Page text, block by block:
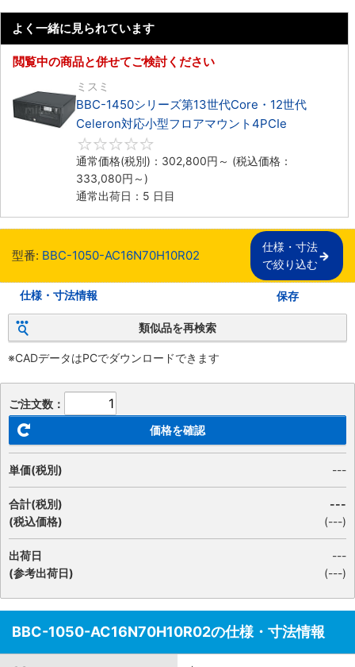
よく一緒に見られています
閲覧中の商品と併せてご検討ください
ミスミ
BBC-1450シリーズ第13世代Core・12世代
Celeron対応小型フロアマウント4PCIe
通常価格(税別)： 302,800円 ～ (税込価格：
333,080円 ～)
通常出荷日：5 日目
型番: BBC-1050-AC16N70H10R02
仕様・寸法
で絞り込む
仕様・寸法情報 保存
類似品を再検索
※CADデータはPCでダウンロードできます
ご注文数：
価格を確認
単価(税別) ---
合計(税別)
(税込価格)
---
(---)
出荷日
(参考出荷日)
---
(---)
BBC-1050-AC16N70H10R02の仕様・寸法情報